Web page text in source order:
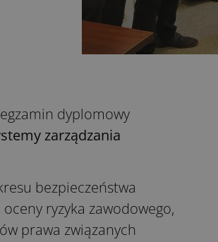
dyplomowy
zarządzania
bezpieczeństwa
ryzyka zawodowego,
prawa związanych